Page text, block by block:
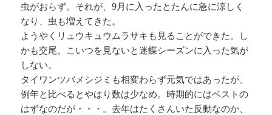
虫がおらず。それが、9月に入ったとたんに急に涼しく
なり、虫も増えてきた。
ようやくリュウキュウムラサキも見ることができた。し
かも交尾。こいつを見ないと迷蝶シーズンに入った気が
しない。
タイワンツバメシジミも相変わらず元気ではあったが、
例年と比べるとやはり数は少なめ。時期的にはベストの
はずなのだが・・・。去年はたくさんいた反動なのか、